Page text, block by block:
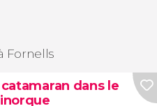
Fornells
dans le